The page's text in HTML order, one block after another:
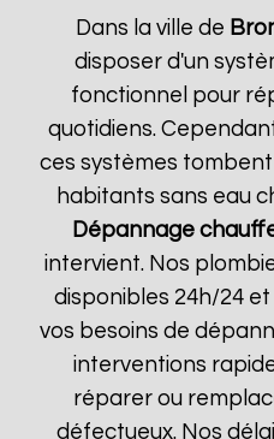
Dans la ville de
disposer d'un
fonctionnel pour
quotidiens.
ces systèmes
habitants sans eau
Dépannage
intervient. Nos
disponibles 24h/24
vos besoins de
interventions
réparer ou
défectueux. Nos